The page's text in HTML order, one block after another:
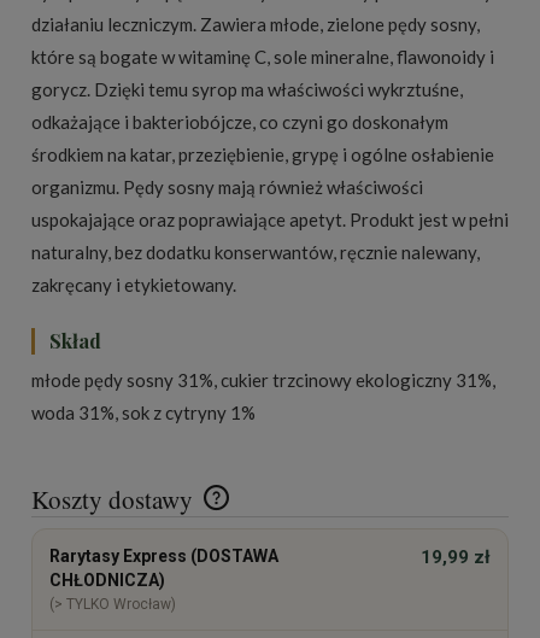
działaniu leczniczym. Zawiera młode, zielone pędy sosny,
które są bogate w witaminę C, sole mineralne, flawonoidy i
gorycz. Dzięki temu syrop ma właściwości wykrztuśne,
odkażające i bakteriobójcze, co czyni go doskonałym
środkiem na katar, przeziębienie, grypę i ogólne osłabienie
organizmu. Pędy sosny mają również właściwości
uspokajające oraz poprawiające apetyt. Produkt jest w pełni
naturalny, bez dodatku konserwantów, ręcznie nalewany,
zakręcany i etykietowany.
Skład
młode pędy sosny 31%, cukier trzcinowy ekologiczny 31%,
woda 31%, sok z cytryny 1%
Koszty dostawy
Cena nie zawiera ewentualnych kosztów płatności
Rarytasy Express (DOSTAWA
CHŁODNICZA)
(> TYLKO Wrocław)
19,99 zł